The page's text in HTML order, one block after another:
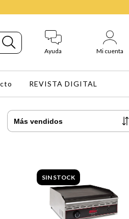
Ayuda Mi cuenta
REVISTA DIGITAL
SIN STOCK